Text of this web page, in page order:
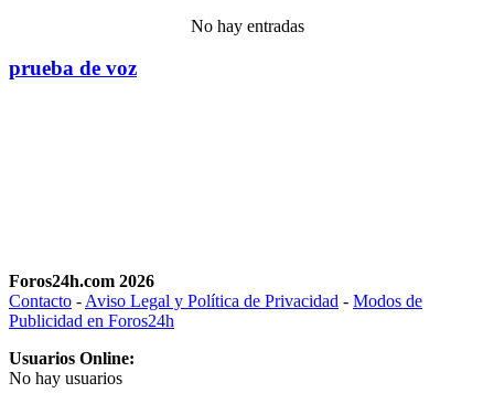
No hay entradas
prueba de voz
Foros24h.com 2026
Contacto - Aviso Legal y Política de Privacidad - Modos de
Publicidad en Foros24h
Usuarios Online:
No hay usuarios